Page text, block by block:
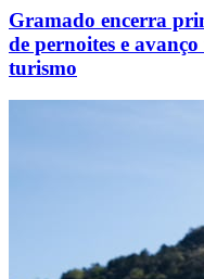
Gramado encerra
de pernoites e
turismo